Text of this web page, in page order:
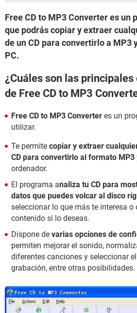
Free CD to MP3 Converter es un
que podrás copiar y extraer
de un CD para convertirlo a MP3
PC.
¿Cuáles son las
de Free CD to MP3
Free CD to MP3 Converter es un
utilizar.
Te permite copiar y extraer
CD para convertirlo al formato MP3
ordenador.
El programa analiza tu CD para
datos que puedes volcar al disco
seleccionar lo que más te interesa o
contenido si lo deseas.
Dispone de varias opciones de
permiten mejorar el sonido,
diferentes canciones y seleccionar
grabación, entre otras posibilidades.